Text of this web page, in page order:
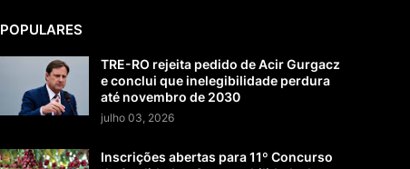
POPULARES
TRE-RO rejeita pedido de Acir Gurgacz
e conclui que inelegibilidade perdura
até novembro de 2030
julho 03, 2026
Inscrições abertas para 11º Concurso